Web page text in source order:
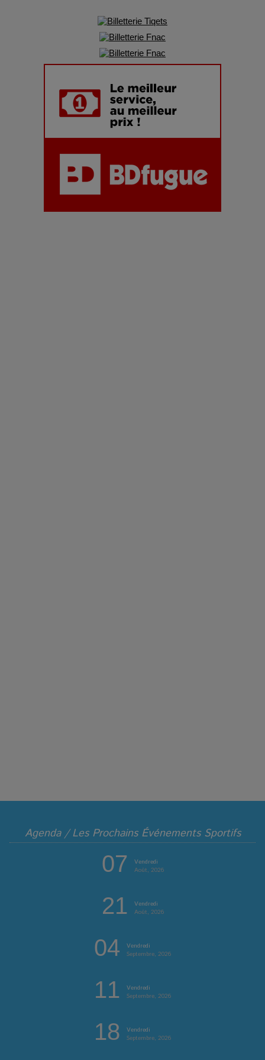
Agenda / Les Prochains Événements Sportifs
07
Vendredi
Août, 2026
21
Vendredi
Août, 2026
04
Vendredi
Septembre, 2026
11
Vendredi
Septembre, 2026
18
Vendredi
Septembre, 2026